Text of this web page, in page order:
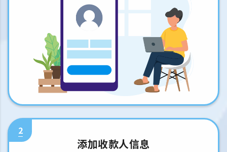
2
添加收款人信息